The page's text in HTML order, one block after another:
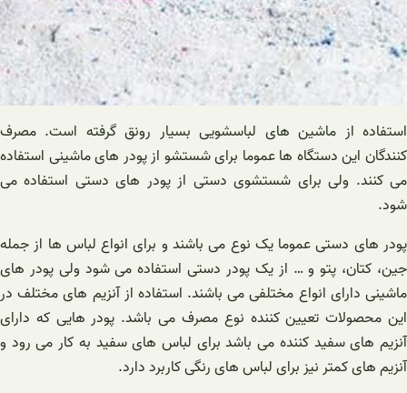
استفاده از ماشین های لباسشویی بسیار رونق گرفته است. مصرف
کنندگان این دستگاه ها عموما برای شستشو از پودر های ماشینی استفاده
می کنند. ولی برای شستشوی دستی از پودر های دستی استفاده می
شود.
پودر های دستی عموما یک نوع می باشند و برای انواع لباس ها از جمله
جین، کتان، پتو و … از یک پودر دستی استفاده می شود ولی پودر های
ماشینی دارای انواع مختلفی می باشند. استفاده از آنزیم های مختلف در
این محصولات تعیین کننده نوع مصرف می باشد. پودر هایی که دارای
آنزیم های سفید کننده می باشد برای لباس های سفید به کار می رود و
آنزیم های کمتر نیز برای لباس های رنگی کاربرد دارد.